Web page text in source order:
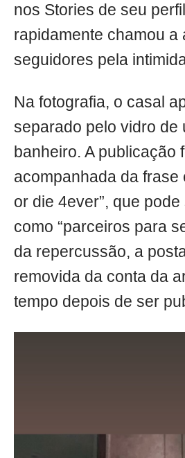
nos Stories de seu
rapidamente chamou a
seguidores pela
Na fotografia, o casal
separado pelo vidro de
banheiro. A publicação
acompanhada da frase
or die 4ever”, que
como “parceiros para
da repercussão, a
removida da conta da
tempo depois de ser